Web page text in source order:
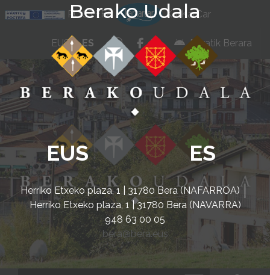
Berako Udala
EUS ES
Herriko Etxeko plaza, 1 | 31780 Bera (NAFARROA)
Herriko Etxeko plaza, 1 | 31780 Bera (NAVARRA)
948 63 00 05
bera@bera.eus
POCTEFA KarKarCar
EUS ES whatsapp
facebook
instagram
Beratik Berara